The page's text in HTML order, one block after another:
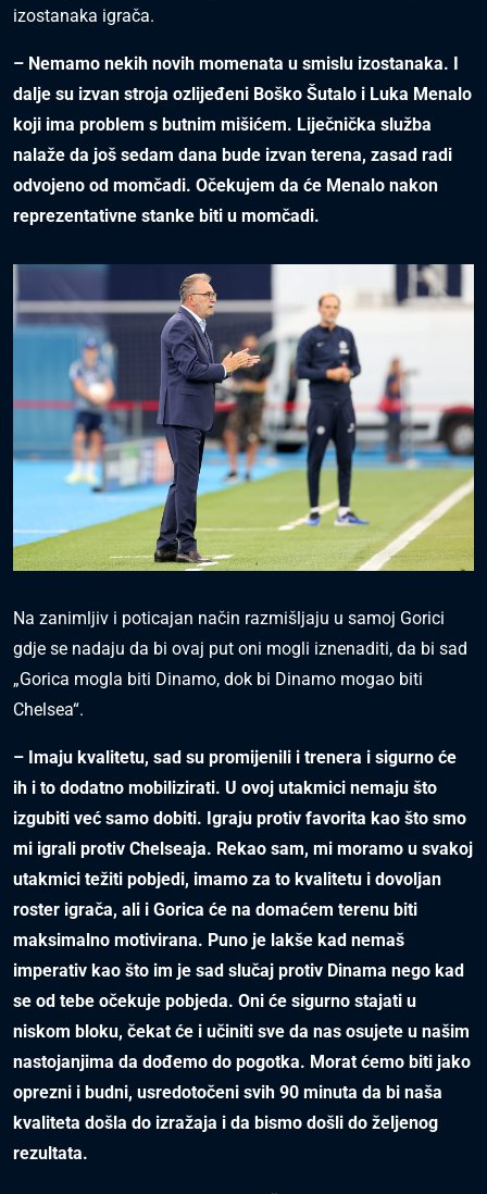
izostanaka igrača.
– Nemamo nekih novih momenata u smislu izostanaka. I
dalje su izvan stroja ozlijeđeni Boško Šutalo i Luka Menalo
koji ima problem s butnim mišićem. Liječnička služba
nalaže da još sedam dana bude izvan terena, zasad radi
odvojeno od momčadi. Očekujem da će Menalo nakon
reprezentativne stanke biti u momčadi.
Na zanimljiv i poticajan način razmišljaju u samoj Gorici
gdje se nadaju da bi ovaj put oni mogli iznenaditi, da bi sad
„Gorica mogla biti Dinamo, dok bi Dinamo mogao biti
Chelsea“.
– Imaju kvalitetu, sad su promijenili i trenera i sigurno će
ih i to dodatno mobilizirati. U ovoj utakmici nemaju što
izgubiti već samo dobiti. Igraju protiv favorita kao što smo
mi igrali protiv Chelseaja. Rekao sam, mi moramo u svakoj
utakmici težiti pobjedi, imamo za to kvalitetu i dovoljan
roster igrača, ali i Gorica će na domaćem terenu biti
maksimalno motivirana. Puno je lakše kad nemaš
imperativ kao što im je sad slučaj protiv Dinama nego kad
se od tebe očekuje pobjeda. Oni će sigurno stajati u
niskom bloku, čekat će i učiniti sve da nas osujete u našim
nastojanjima da dođemo do pogotka. Morat ćemo biti jako
oprezni i budni, usredotočeni svih 90 minuta da bi naša
kvaliteta došla do izražaja i da bismo došli do željenog
rezultata.